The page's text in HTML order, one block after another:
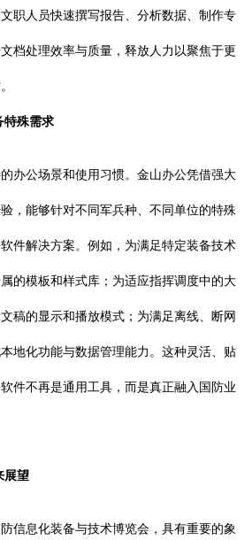
职人员快速撰写报告、分析数据、制作专
档处理效率与质量，释放人力以聚焦于更
特殊需求
办公场景和使用习惯。金山办公凭借强大
，能够针对不同军兵种、不同单位的特殊
件解决方案。例如，为满足特定装备技术
的模板和样式库；为适应指挥调度中的大
稿的显示和播放模式；为满足离线、断网
地化功能与数据管理能力。这种灵活、贴
件不再是通用工具，而是真正融入国防业
展望
信息化装备与技术博览会，具有重要的象